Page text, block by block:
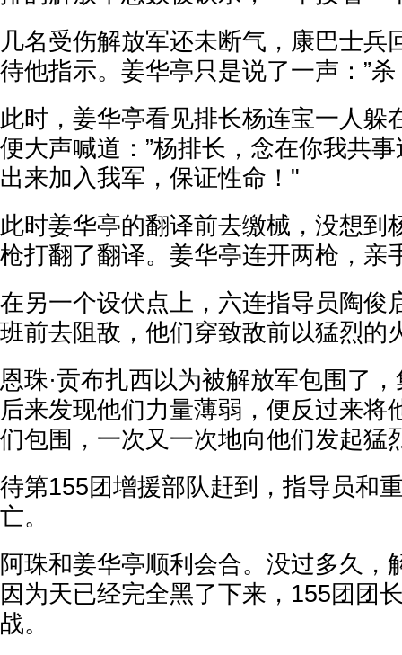
几名受伤解放军还未断气，康巴士兵
待他指示。姜华亭只是说了一声：”杀
此时，姜华亭看见排长杨连宝一人躲
便大声喊道：”杨排长，念在你我共
出来加入我军，保证性命！"
此时姜华亭的翻译前去缴械，没想到
枪打翻了翻译。姜华亭连开两枪，亲
在另一个设伏点上，六连指导员陶俊
班前去阻敌，他们穿致敌前以猛烈的
恩珠·贡布扎西以为被解放军包围了
后来发现他们力量薄弱，便反过来将
们包围，一次又一次地向他们发起猛
待第155团增援部队赶到，指导员和
亡。
阿珠和姜华亭顺利会合。没过多久，
因为天已经完全黑了下来，155团团
战。